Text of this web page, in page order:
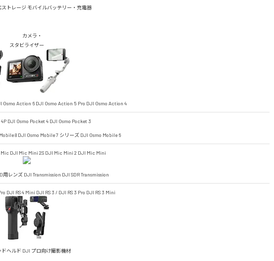
ストレージ モバイルバッテリー・充電器
カメラ・
スタビライザー
Osmo Action 6 DJI Osmo Action 5 Pro DJI Osmo Action 4
DJI Osmo Pocket 4 DJI Osmo Pocket 3
8 DJI Osmo Mobile 7 シリーズ DJI Osmo Mobile 6
Mic DJI Mic Mini 2S DJI Mic Mini 2 DJI Mic Mini
用レンズ DJI Transmission DJI SDR Transmission
DJI RS 4 Mini DJI RS 3 / DJI RS 3 Pro DJI RS 3 Mini
ドヘルド DJI プロ向け撮影機材